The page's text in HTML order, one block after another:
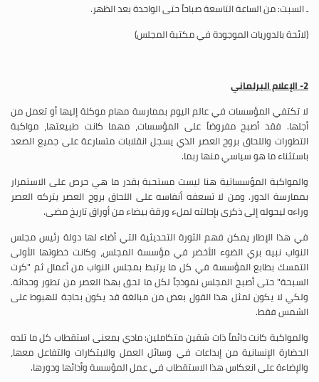
ـ السبت: من الساعة التاسعة صباحاً حتى الواحدة بعد الظهر.
(لائحة بالدوريات الموجودة في مكتبة المجلس)
2- الإعلام البرلماني
لا تكتفي المؤسسات في عالم اليوم بممارسة مهام موكلة إليها أو تعمل من
أجلها. فقد أصبح مفروضاً على المؤسسات، مهما كانت طبيعتها، مواكبة
التطورات واللحاق بروح العصر الذي يسجل انقلابات متسارعة على جميع الصعد
باستثناء ما هو سياسي منها ربما.
والمواكبة المؤسساتية هنا ليست مستحبة بقدر ما هي حرص على الاستمرار
بممارسة الدور. ومن لا تسعفه أنفاسه على اللحاق بروح العصر يتركه العصر
وراءه ليحوله إلى ذكرى بإحالته لملء ورقة بيضاء من أوراق تاريخ مضى.
في هذا الإطار يمكن فهم الثورة التحديثية التي أضاء لها دولة رئيس مجلس
النواب نبيه بري الضوء الأخضر في مؤسسة المجلس، وكانت خطوتها الأولى
التمسك بطابع المؤسسة في كل ما يرتبط بمجلس النواب من أعمال ثم "كرت
السبحة" حتى أصبح المجلس نموذجاً لكل ما لحق بهذا العصر من تطور وحداثة.
ولكي لا يكون لمثل هذا القول بعض من مبالغة قد يكون بحاجة للهبوط على
الشمس فقط.
والمواكبة كانت دائماً ذات شقين متكاملين: مادي بمعنى استقطاب كل ما تلده
الحضارة الإنسانية من إبداعات في وسائل العمل والابتكارات والتفاعل معها،
والإضاءة على انعكاس هذا الاستقطاب في عمل المؤسسة وأدائها ودورها.